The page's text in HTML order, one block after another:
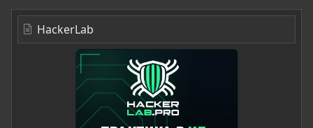
HackerLab